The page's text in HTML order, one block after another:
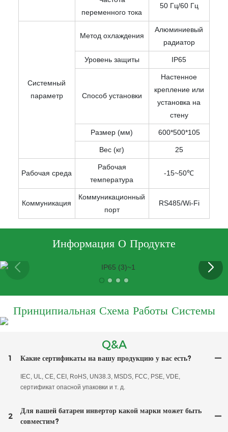
переменного тока
50 Гц/60 Гц
Системный
параметр
Метод охлаждения
Алюминиевый
радиатор
Уровень защиты IP65
Способ установки
Настенное
крепление или
установка на
стену
Размер (мм) 600*500*105
Вес (кг) 25
Рабочая среда
Рабочая
температура
-15~50℃
Коммуникация
Коммуникационный
порт
RS485/Wi-Fi
Информация О Продукте
Принципиальная Схема Работы Системы
Q&A
1 Какие сертификаты на вашу продукцию у вас есть?
IEC, UL, CE, CEI, RoHS, UN38.3, MSDS, FCC, PSE, VDE,
сертификат опасной упаковки и т. д.
2
Для вашей батареи инвертор какой марки может быть
совместим?